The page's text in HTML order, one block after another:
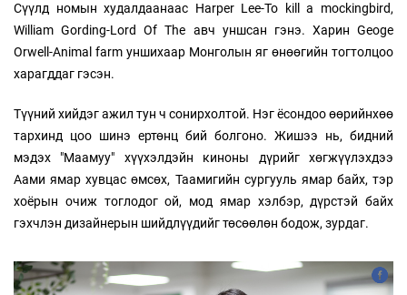
Сүүлд номын худалдаанаас Harper Lee-To kill a mockingbird,
William Gording-Lord Of The авч уншсан гэнэ. Харин Geoge
Orwell-Animal farm уншихаар Монголын яг өнөөгийн тогтолцоо
харагддаг гэсэн.
Түүний хийдэг ажил тун ч сонирхолтой. Нэг ёсондоо өөрийнхөө
тархинд цоо шинэ ертөнц бий болгоно. Жишээ нь, бидний
мэдэх "Маамуу" хүүхэлдэйн киноны дүрийг хөгжүүлэхдээ
Аами ямар хувцас өмсөх, Таамигийн сургууль ямар байх, тэр
хоёрын очиж тоглодог ой, мод ямар хэлбэр, дүрстэй байх
гэхчлэн дизайнерын шийдлүүдийг төсөөлөн бодож, зурдаг.